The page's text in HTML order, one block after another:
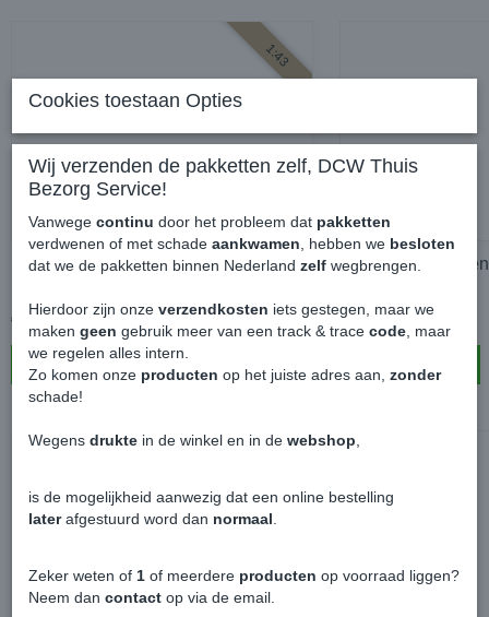
1:43
Deagostini Volkswagen Caddy MK1
€ 49,99
In winkelwagen
Solido
€ 29,99
In winkelwagen
Cookies toestaan Opties
Wij verzenden de pakketten zelf, DCW Thuis
Bezorg Service!
Vanwege continu door het probleem dat pakketten
verdwenen of met schade aankwamen , hebben we besloten
dat we de pakketten binnen Nederland zelf wegbrengen.
Hierdoor zijn onze verzendkosten iets gestegen, maar we
maken geen gebruik meer van een track & trace code , maar
we regelen alles intern.
Zo komen onze producten op het juiste adres aan, zonder
schade!
Wegens drukte in de winkel en in de webshop
is de mogelijkheid aanwezig dat een online bestelling
laterafgestuurd word dan normaal
Zeker weten of 1 of meerdere producten op voorraad liggen?
Neem dan contact op via de email.